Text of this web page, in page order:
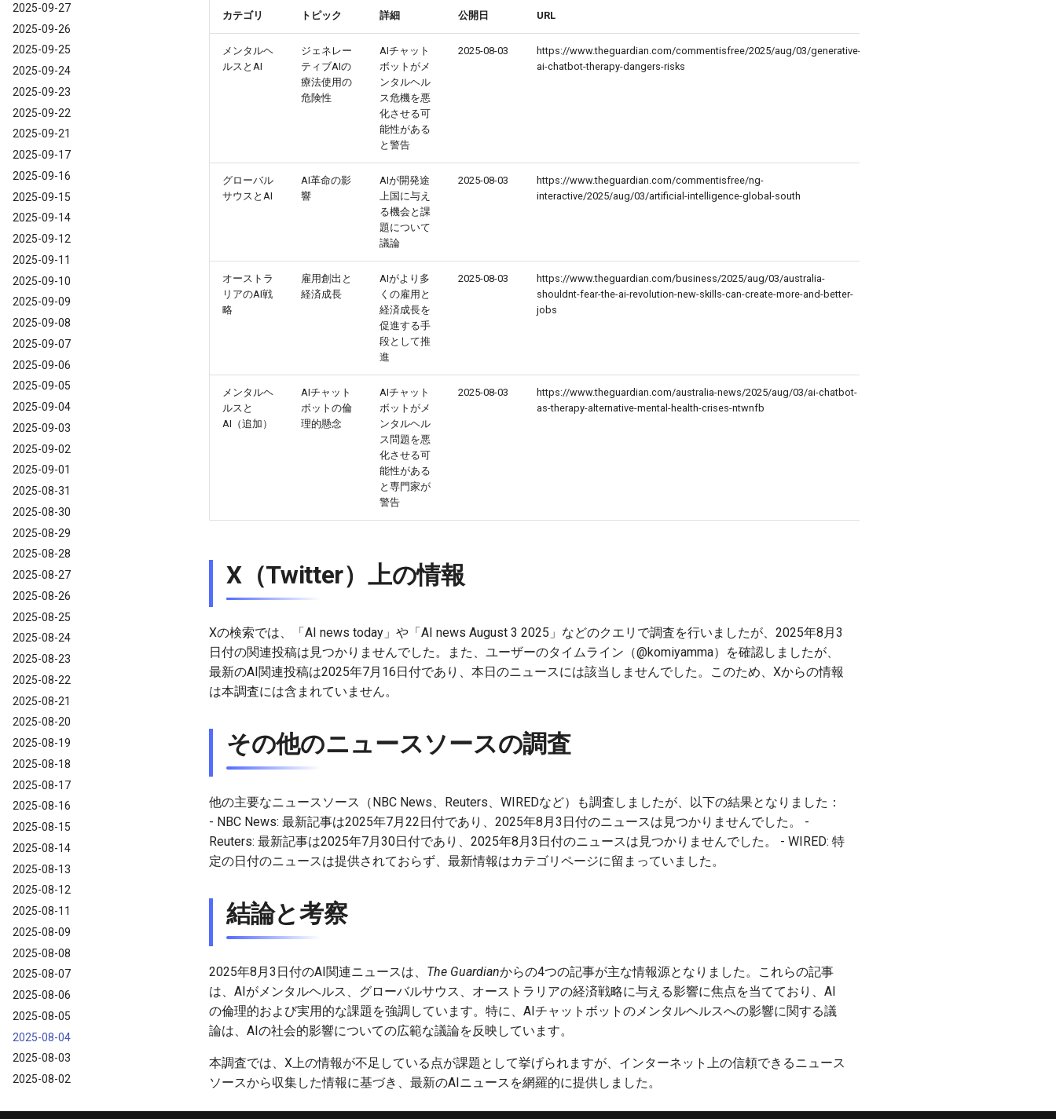
2025-09-27
2025-09-26
2025-09-25
2025-09-24
2025-09-23
2025-09-22
2025-09-21
2025-09-17
2025-09-16
2025-09-15
2025-09-14
2025-09-12
2025-09-11
2025-09-10
2025-09-09
2025-09-08
2025-09-07
2025-09-06
2025-09-05
2025-09-04
2025-09-03
2025-09-02
2025-09-01
2025-08-31
2025-08-30
2025-08-29
2025-08-28
2025-08-27
2025-08-26
2025-08-25
2025-08-24
2025-08-23
2025-08-22
2025-08-21
2025-08-20
2025-08-19
2025-08-18
2025-08-17
2025-08-16
2025-08-15
2025-08-14
2025-08-13
2025-08-12
2025-08-11
2025-08-09
2025-08-08
2025-08-07
2025-08-06
2025-08-05
2025-08-04
2025-08-03
2025-08-02
カテゴリ トピック 詳細 公開日 URL
メンタルヘ
ルスとAI
ジェネレー
ティブAIの
療法使用の
危険性
AIチャット
ボットがメ
ンタルヘル
ス危機を悪
化させる可
能性がある
と警告
2025-08-03
https://www.theguardian.com/commentisfree/2025/aug/03/generative-
ai-chatbot-therapy-dangers-risks
グローバル
サウスとAI
AI革命の影
響
AIが開発途
上国に与え
る機会と課
題について
議論
2025-08-03
https://www.theguardian.com/commentisfree/ng-
interactive/2025/aug/03/artificial-intelligence-global-south
オーストラ
リアのAI戦
略
雇用創出と
経済成長
AIがより多
くの雇用と
経済成長を
促進する手
段として推
進
2025-08-03
https://www.theguardian.com/business/2025/aug/03/australia-
shouldnt-fear-the-ai-revolution-new-skills-can-create-more-and-better-
jobs
メンタルヘ
ルスと
AI（追加）
AIチャット
ボットの倫
理的懸念
AIチャット
ボットがメ
ンタルヘル
ス問題を悪
化させる可
能性がある
と専門家が
警告
2025-08-03
https://www.theguardian.com/australia-news/2025/aug/03/ai-chatbot-
as-therapy-alternative-mental-health-crises-ntwnfb
X（Twitter）上の情報
Xの検索では、「AI news today」や「AI news August 3 2025」などのクエリで調査を行いましたが、2025年8月3
日付の関連投稿は見つかりませんでした。また、ユーザーのタイムライン（@komiyamma）を確認しましたが、
最新のAI関連投稿は2025年7月16日付であり、本日のニュースには該当しませんでした。このため、Xからの情報
は本調査には含まれていません。
その他のニュースソースの調査
他の主要なニュースソース（NBC News、Reuters、WIREDなど）も調査しましたが、以下の結果となりました：
- NBC News: 最新記事は2025年7月22日付であり、2025年8月3日付のニュースは見つかりませんでした。 -
Reuters: 最新記事は2025年7月30日付であり、2025年8月3日付のニュースは見つかりませんでした。 - WIRED: 特
定の日付のニュースは提供されておらず、最新情報はカテゴリページに留まっていました。
結論と考察
2025年8月3日付のAI関連ニュースは、 The Guardianからの4つの記事が主な情報源となりました。これらの記事
は、AIがメンタルヘルス、グローバルサウス、オーストラリアの経済戦略に与える影響に焦点を当てており、AI
の倫理的および実用的な課題を強調しています。特に、AIチャットボットのメンタルヘルスへの影響に関する議
論は、AIの社会的影響についての広範な議論を反映しています。
本調査では、X上の情報が不足している点が課題として挙げられますが、インターネット上の信頼できるニュース
ソースから収集した情報に基づき、最新のAIニュースを網羅的に提供しました。